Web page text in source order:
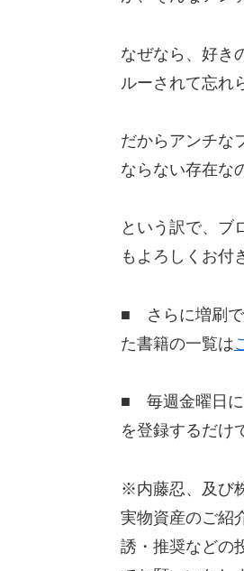
なぜなら、好き
ルーされて忘れ
だからアンチな
ならない存在な
という訳で、ブ
もよろしくお付
■ さらに増刷で
た書籍の一覧は
■ 毎週金曜日に
を登録するだけ
※内藤忍、及び
実物資産のご紹
誘・推奨などの